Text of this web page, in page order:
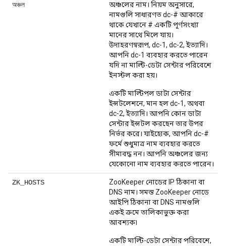
অঞ্চল
অঞ্চলের নাম। নিয়ম অনুসারে,
নামগুলি সাধারণত dc-# আকারে
থাকে যেখানে # একটি পূর্ণসংখ্যা
মানের সাথে মিলে যায়।
উদাহরণস্বরূপ, dc-1, dc-2, ইত্যাদি।
আপনি dc-1 ব্যবহার করতে পারেন
যদি না মাল্টি-ডেটা সেন্টার পরিবেশে
ইনস্টল করা হয়।
একটি মাল্টিপল ডাটা সেন্টার
ইন্সটলেশনে, মান হল dc-1, অথবা
dc-2, ইত্যাদি। আপনি কোন ডাটা
সেন্টার ইন্সটল করছেন তার উপর
নির্ভর করে। যাইহোক, আপনি dc-#
ফর্মে শুধুমাত্র নাম ব্যবহার করতে
সীমাবদ্ধ নন। আপনি অঞ্চলের জন্য
যেকোনো নাম ব্যবহার করতে পারেন।
ZK_HOSTS
ZooKeeper নোডের IP ঠিকানা বা
DNS নাম। সমস্ত ZooKeeper নোডে
আইপি ঠিকানা বা DNS নামগুলি
একই ক্রমে তালিকাভুক্ত করা
আবশ্যক৷
একটি মাল্টি-ডেটা সেন্টার পরিবেশে,